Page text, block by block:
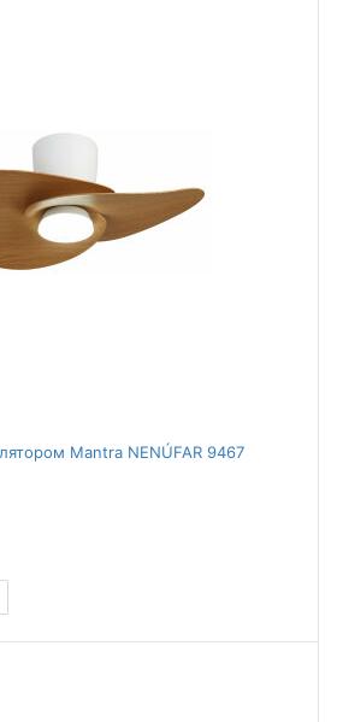
Mantra NENÚFAR 9467